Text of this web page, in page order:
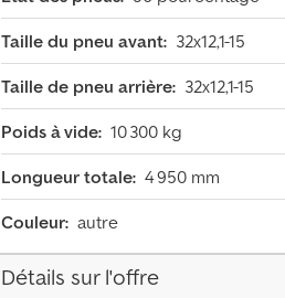
Taille du pneu avant: 32x12,1-15
Taille de pneu arrière: 32x12,1-15
Poids à vide: 10 300 kg
Longueur totale: 4 950 mm
Couleur: autre
Détails sur l'offre